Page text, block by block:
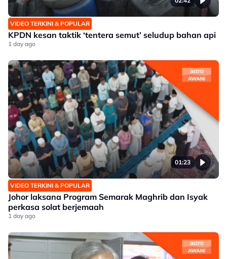
VIDEO TERKINI & POPULAR
KPDN kesan taktik ‘tentera semut’ seludup bahan api
1 day ago
01:23
VIDEO TERKINI & POPULAR
Johor laksana Program Semarak Maghrib dan Isyak
perkasa solat berjemaah
1 day ago